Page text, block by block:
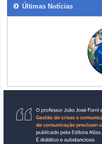
Últimas Notícias